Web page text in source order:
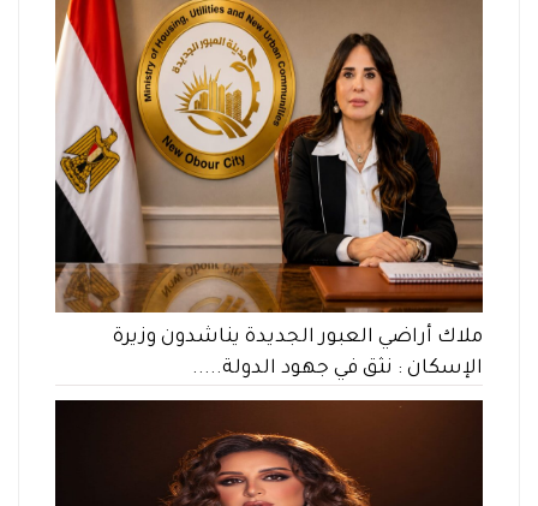
ملاك أراضي العبور الجديدة يناشدون وزيرة
الإسكان : نثق في جهود الدولة.....